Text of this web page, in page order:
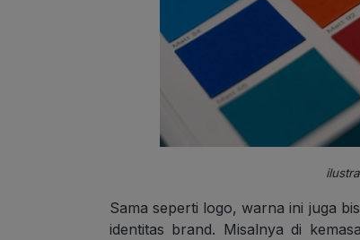
Sama seperti logo, warna ini juga
identitas brand. Misalnya di